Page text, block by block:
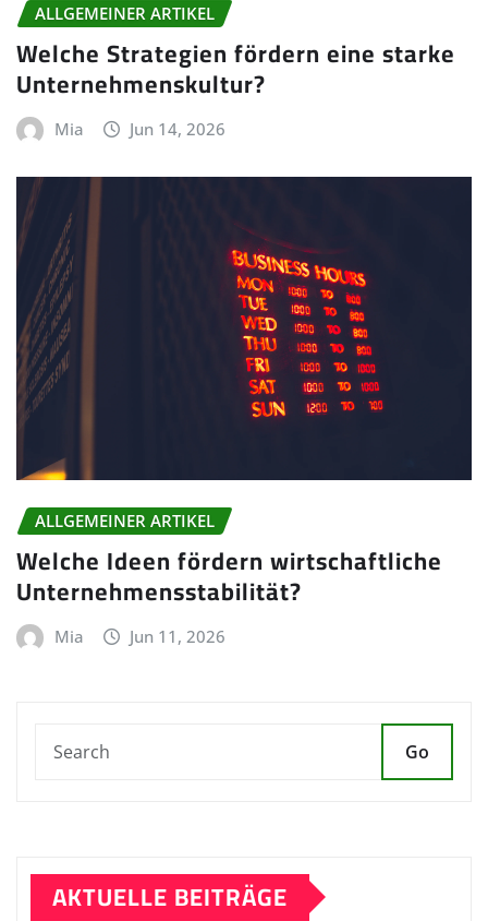
ALLGEMEINER ARTIKEL
Welche Strategien fördern eine starke
Unternehmenskultur?
Mia Jun 14, 2026
ALLGEMEINER ARTIKEL
Welche Ideen fördern wirtschaftliche
Unternehmensstabilität?
Mia Jun 11, 2026
Go
AKTUELLE BEITRÄGE